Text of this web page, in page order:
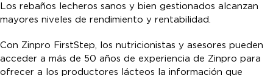
Los rebaños lecheros sanos y bien gestionados alcanzan
mayores niveles de rendimiento y rentabilidad.
Con Zinpro FirstStep, los nutricionistas y asesores pueden
acceder a más de 50 años de experiencia de Zinpro para
ofrecer a los productores lácteos la información que